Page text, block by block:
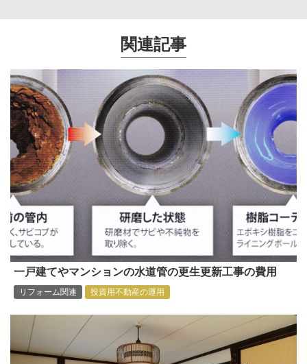
関連記事
一戸建てやマンションの水道管の更生更新工事の費用
リフォーム関連 投資用不動産の運用